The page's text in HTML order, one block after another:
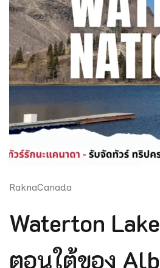
RaknaCanada
Waterton
ตอนใต้ของ